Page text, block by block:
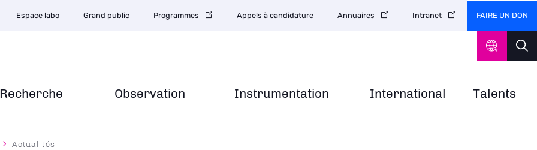
Recherche Observation Instrumentation International Talents
Espace labo Grand public Programmes Appels à candidature Annuaires Intranet FAIRE UN DON
Actualités